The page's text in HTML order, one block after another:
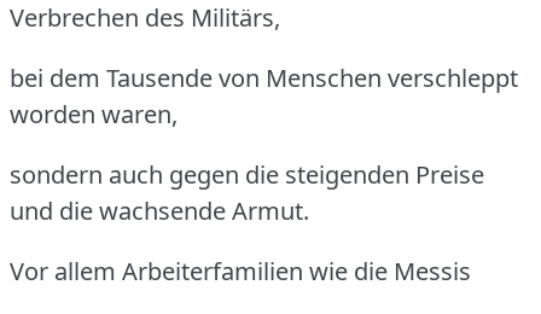
Verbrechen des Militärs,
bei dem Tausende von Menschen verschleppt
worden waren,
sondern auch gegen die steigenden Preise
und die wachsende Armut.
Vor allem Arbeiterfamilien wie die Messis